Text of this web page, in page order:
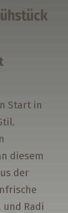
Start in
diesem
der
und Radi